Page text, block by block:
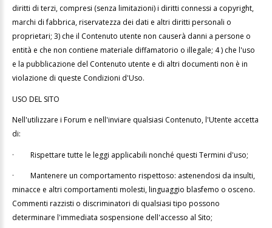
diritti di terzi, compresi (senza limitazioni) i diritti connessi a copyright,
marchi di fabbrica, riservatezza dei dati e altri diritti personali o
proprietari; 3) che il Contenuto utente non causerà danni a persone o
entità e che non contiene materiale diffamatorio o illegale; 4 ) che l'uso
e la pubblicazione del Contenuto utente e di altri documenti non è in
violazione di queste Condizioni d'Uso.
USO DEL SITO
Nell'utilizzare i Forum e nell'inviare qualsiasi Contenuto, l'Utente accetta
di:
· Rispettare tutte le leggi applicabili nonché questi Termini d'uso;
· Mantenere un comportamento rispettoso: astenendosi da insulti,
minacce e altri comportamenti molesti, linguaggio blasfemo o osceno.
Commenti razzisti o discriminatori di qualsiasi tipo possono
determinare l'immediata sospensione dell'accesso al Sito;